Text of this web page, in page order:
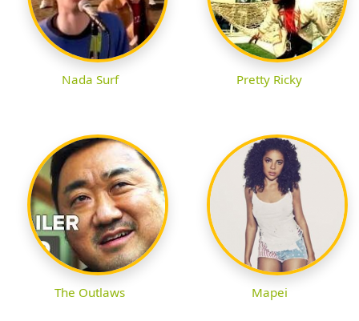
Nada Surf Pretty Ricky
The Outlaws Mapei